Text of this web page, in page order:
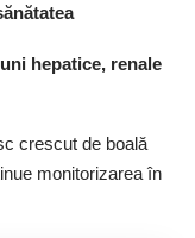
hepatice, renale
crescut de boală
monitorizarea în